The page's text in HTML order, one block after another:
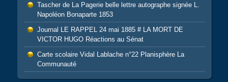
Tascher de La Pagerie belle lettre autographe signée L.
Napoléon Bonaparte 1853
Journal LE RAPPEL 24 mai 1885 # LA MORT DE
VICTOR HUGO Réactions au Sénat
Carte scolaire Vidal Lablache n°22 Planisphère La
Communauté